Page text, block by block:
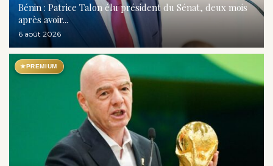
Bénin : Patrice Talon élu président du Sénat, deux mois
après avoir...
6 août 2026
★PREMIUM